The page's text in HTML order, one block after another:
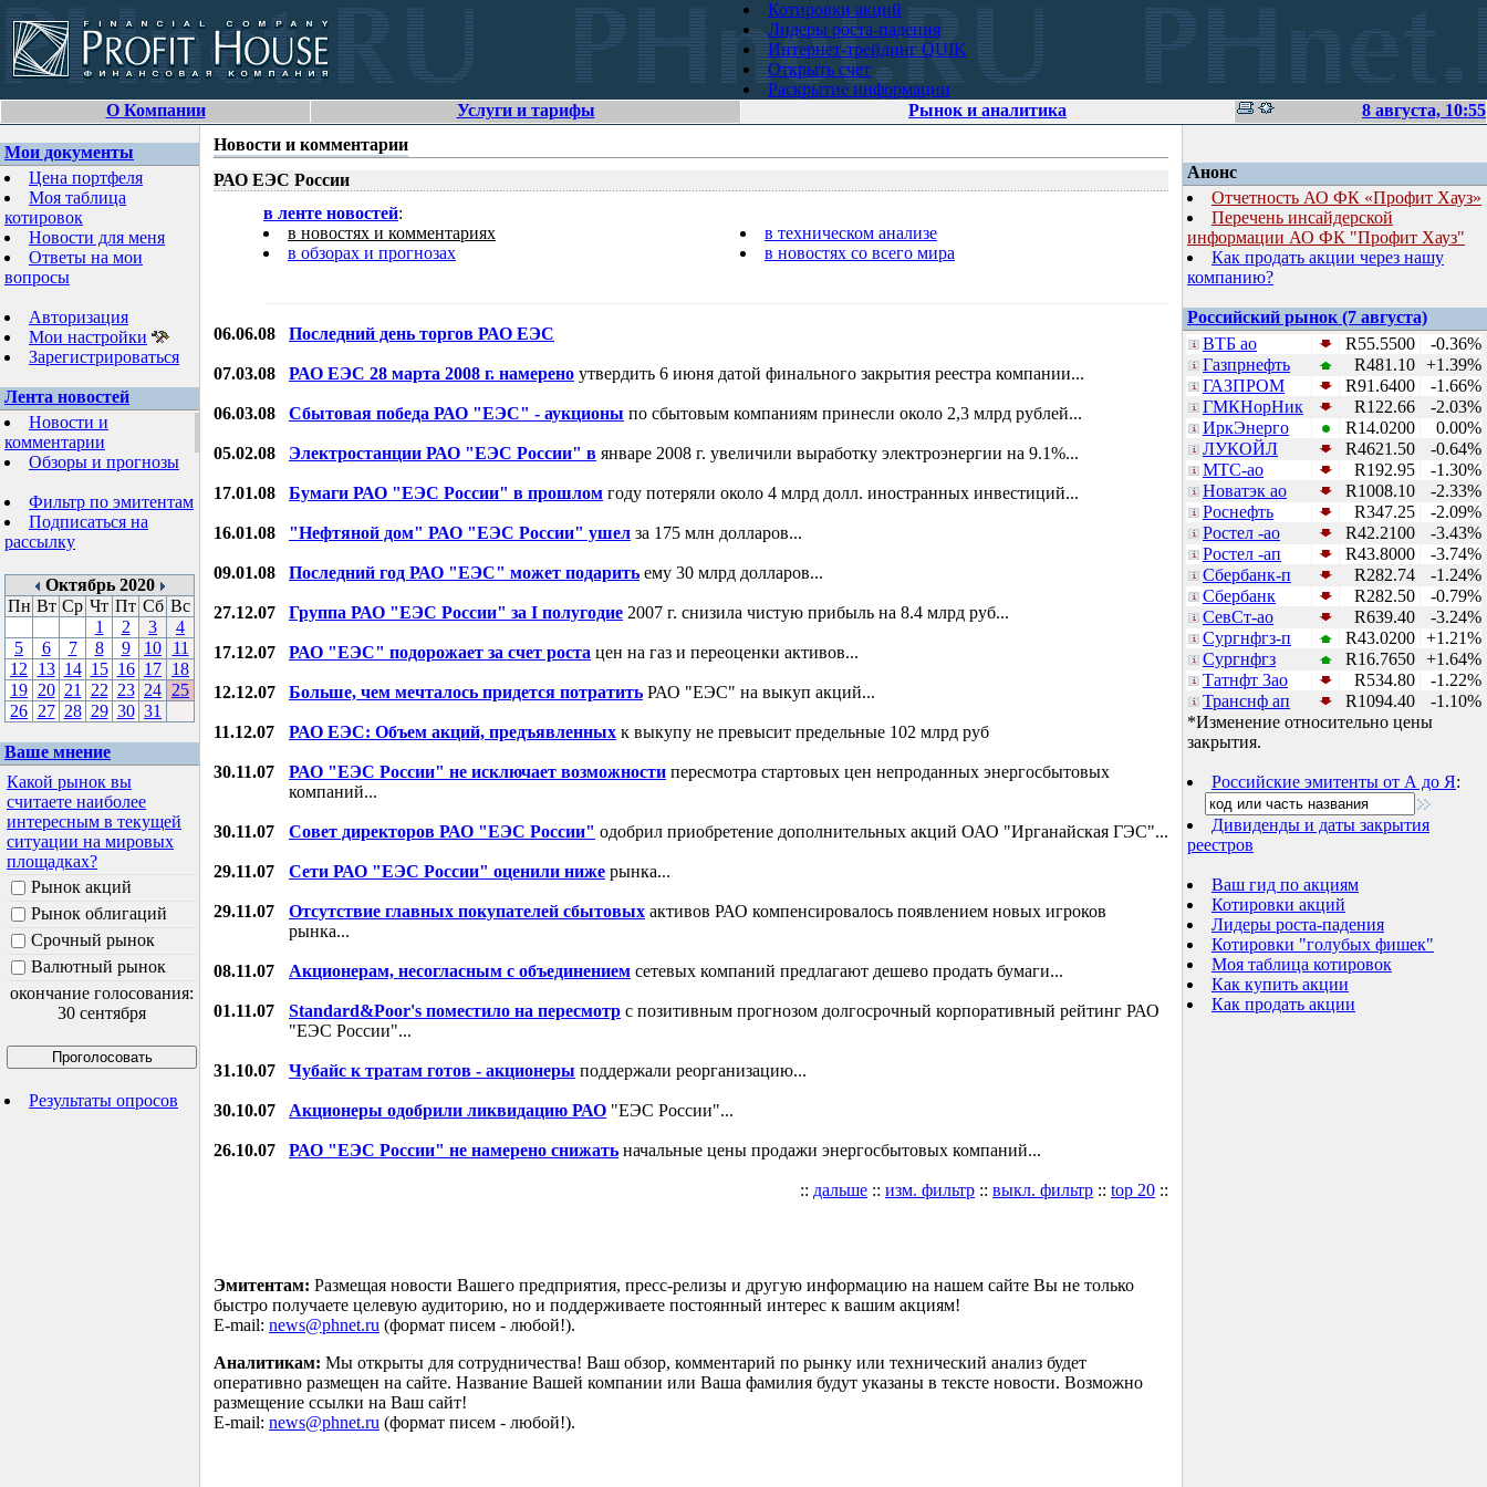
Котировки акций
Лидеры роста-падения
Интернет-трейдинг QUIK
Открыть счет
Раскрытие информации
О Компании
Услуги и тарифы Рынок и аналитика 8 августа, 10:55
Мои документы
Цена портфеля
Моя таблица
котировок
Новости для меня
Ответы на мои
вопросы
Авторизация
Мои настройки
Зарегистрироваться
Лента новостей
Новости и
комментарии
Обзоры и прогнозы
Фильтр по эмитентам
Подписаться на
рассылку
Октябрь 2020
Пн Вт Ср Чт Пт Сб Вс
1
2 3
4
5
6 7 8 9 10
11
12
13 14 15 16 17 18
19 20 21 22 23 24 25
26 27 28 29 30 31
Ваше мнение
Какой рынок вы
считаете наиболее
интересным в текущей
ситуации на мировых
площадках?
Рынок акций
Рынок облигаций
Срочный рынок
Валютный рынок
окончание голосования:
30 сентября
Результаты опросов
Новости и комментарии
РАО ЕЭС России
в ленте новостей:
в новостях и комментариях
в обзорах и прогнозах
в техническом анализе
в новостях со всего мира
06.06.08 Последний день торгов РАО ЕЭС
07.03.08 РАО ЕЭС 28 марта 2008 г. намерено утвердить 6 июня датой финального закрытия реестра компании...
06.03.08 Сбытовая победа РАО "ЕЭС" - аукционы по сбытовым компаниям принесли около 2,3 млрд рублей...
05.02.08 Электростанции РАО "ЕЭС России" в январе 2008 г. увеличили выработку электроэнергии на 9.1%...
17.01.08 Бумаги РАО "ЕЭС России" в прошлом году потеряли около 4 млрд долл. иностранных инвестиций...
16.01.08 "Нефтяной дом" РАО "ЕЭС России" ушел за 175 млн долларов...
09.01.08 Последний год РАО "ЕЭС" может подарить ему 30 млрд долларов...
27.12.07 Группа РАО "ЕЭС России" за I полугодие 2007 г. снизила чистую прибыль на 8.4 млрд руб...
17.12.07 РАО "ЕЭС" подорожает за счет роста цен на газ и переоценки активов...
12.12.07 Больше, чем мечталось придется потратить РАО "ЕЭС" на выкуп акций...
11.12.07 РАО ЕЭС: Объем акций, предъявленных к выкупу не превысит предельные 102 млрд руб
30.11.07 РАО "ЕЭС России" не исключает возможности пересмотра стартовых цен непроданных энергосбытовых
компаний...
30.11.07 Совет директоров РАО "ЕЭС России" одобрил приобретение дополнительных акций ОАО "Ирганайская ГЭС"...
29.11.07 Сети РАО "ЕЭС России" оценили ниже рынка...
29.11.07 Отсутствие главных покупателей сбытовых активов РАО компенсировалось появлением новых игроков
рынка...
08.11.07 Акционерам, несогласным с объединением сетевых компаний предлагают дешево продать бумаги...
01.11.07 Standard&Poor's поместило на пересмотр с позитивным прогнозом долгосрочный корпоративный рейтинг РАО
"ЕЭС России"...
31.10.07 Чубайс к тратам готов - акционеры поддержали реорганизацию...
30.10.07 Акционеры одобрили ликвидацию РАО "ЕЭС России"...
26.10.07 РАО "ЕЭС России" не намерено снижать начальные цены продажи энергосбытовых компаний...
:: дальше :: изм. фильтр :: выкл. фильтр :: top 20 ::
Эмитентам: Размещая новости Вашего предприятия, пресс-релизы и другую информацию на нашем сайте Вы не только
быстро получаете целевую аудиторию, но и поддерживаете постоянный интерес к вашим акциям!
E-mail: news@phnet.ru (формат писем - любой!).
Аналитикам: Мы открыты для сотрудничества! Ваш обзор, комментарий по рынку или технический анализ будет
оперативно размещен на сайте. Название Вашей компании или Ваша фамилия будут указаны в тексте новости. Возможно
размещение ссылки на Ваш сайт!
E-mail: news@phnet.ru (формат писем - любой!).
Анонс
Отчетность АО ФК «Профит Хауз»
Перечень инсайдерской
информации АО ФК "Профит Хауз"
Как продать акции через нашу
компанию?
Российский рынок (7 августа)
ВТБ ао
R55.5500
-0.36%
Газпрнефть
R481.10 +1.39%
ГАЗПРОМ
R91.6400
-1.66%
ГМКНорНик
R122.66
-2.03%
ИркЭнерго
R14.0200
0.00%
ЛУКОЙЛ
R4621.50
-0.64%
МТС-ао
R192.95
-1.30%
Новатэк ао
R1008.10
-2.33%
Роснефть
R347.25
-2.09%
Ростел -ао
R42.2100
-3.43%
Ростел -ап
R43.8000
-3.74%
Сбербанк-п
R282.74
-1.24%
Сбербанк
R282.50
-0.79%
СевСт-ао
R639.40
-3.24%
Сургнфгз-п
R43.0200 +1.21%
Сургнфгз
R16.7650 +1.64%
Татнфт 3ао
R534.80
-1.22%
Транснф ап
R1094.40
-1.10%
*Изменение относительно цены
закрытия.
Российские эмитенты от А до Я:
Дивиденды и даты закрытия
реестров
Ваш гид по акциям
Котировки акций
Лидеры роста-падения
Котировки "голубых фишек"
Моя таблица котировок
Как купить акции
Как продать акции